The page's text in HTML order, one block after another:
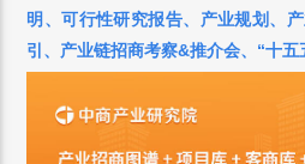
明、可行性研究报告、产业规划、
引、产业链招商考察&推介会、“十五